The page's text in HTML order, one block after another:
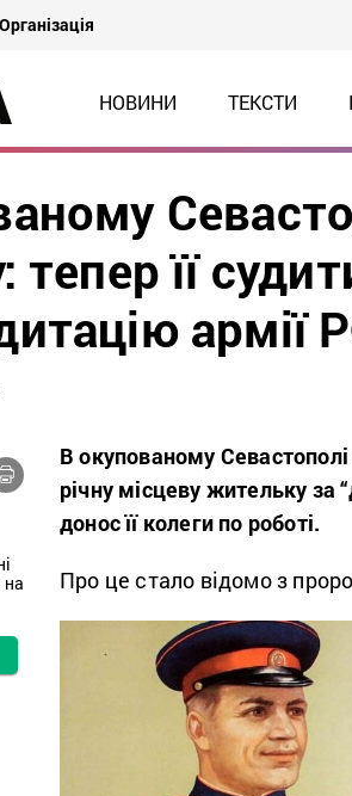
Організація
НОВИНИ ТЕКСТИ
тепер її
армії
на
В окупованому
річну місцеву жительку за
донос її колеги по роботі.
Про це стало відомо з